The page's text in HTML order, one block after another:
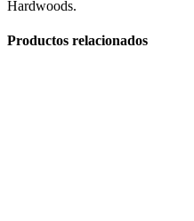
Hardwoods.
Productos relacionados